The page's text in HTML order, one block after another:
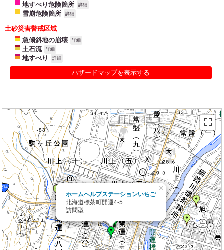
地すべり危険箇所 詳細
雪崩危険箇所 詳細
土砂災害警戒区域
急傾斜地の崩壊
詳細
土石流 詳細
地すべり 詳細
ハザードマップを表示する
ホームヘルプステーションいちご
北海道標茶町開運4-5
訪問型
×